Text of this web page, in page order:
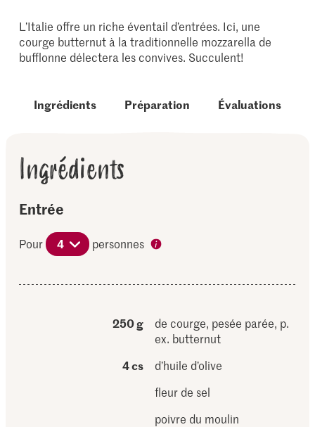
L’Italie offre un riche éventail d’entrées. Ici, une
courge butternut à la traditionnelle mozzarella de
bufflonne délectera les convives. Succulent!
Ingrédients Préparation Évaluations
Ingrédients
Entrée
Pour 4 personnes
250 g
de courge, pesée parée, p.
ex. butternut
4 cs
d’huile d’olive
fleur de sel
poivre du moulin